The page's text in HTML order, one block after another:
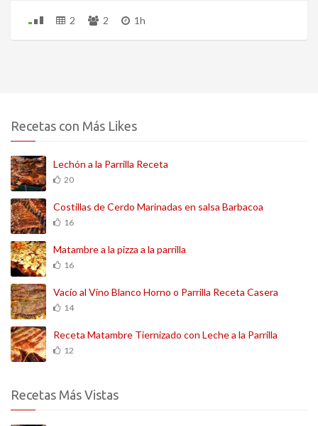
2 2 1h
Recetas con Más Likes
Lechón a la Parrilla Receta
20
Costillas de Cerdo Marinadas en salsa Barbacoa
16
Matambre a la pizza a la parrilla
16
Vacío al Vino Blanco Horno o Parrilla Receta Casera
14
Receta Matambre Tiernizado con Leche a la Parrilla
12
Recetas Más Vistas